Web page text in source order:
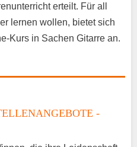
erteilt. Für all
lernen wollen, bietet sich
Kurs in Sachen Gitarre an.
-